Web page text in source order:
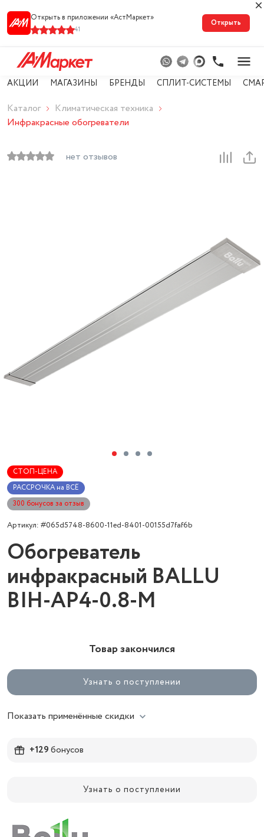
Открыть в приложении «АстМарке‪т‬»
41
Открыть
АКЦИИ МАГАЗИНЫ БРЕНДЫ СПЛИТ-СИСТЕМЫ
Каталог
Климатическая техника
Инфракрасные обогреватели
нет отзывов
СТОП-ЦЕНА
РАССРОЧКА на ВСЁ
300 бонусов за отзыв
Артикул: #065d5748-8600-11ed-8401-00155d7faf6b
Обогреватель
инфракрасный BALLU
BIH-AP4-0.8-M
Товар закончился
Узнать о поступлении
Показать применённые скидки
+129бонусов
Узнать о поступлении